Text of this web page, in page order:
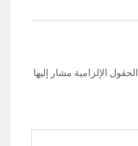
الحقول الإلزامية مشار إليها